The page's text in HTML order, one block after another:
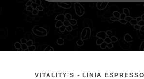
VITALITY'S - LINIA ESPRESSO